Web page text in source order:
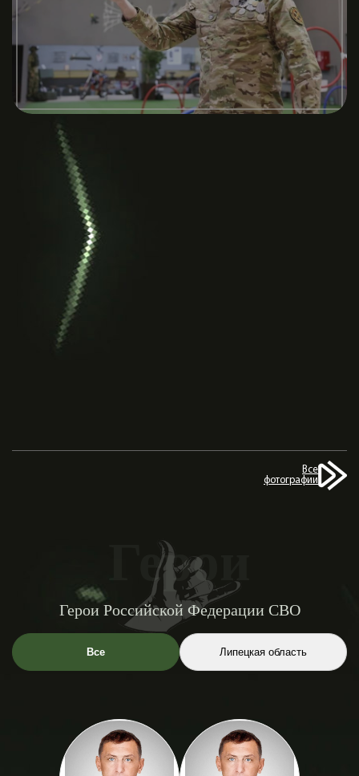
Все
фотографии
Герои
Герои Российской Федерации СВО
Все Липецкая область